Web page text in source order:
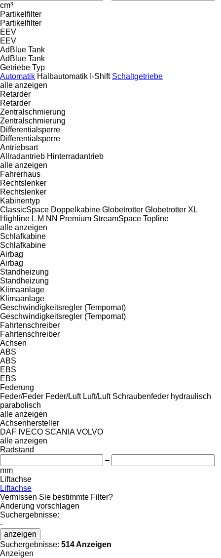
cm³
Partikelfilter
Partikelfilter
EEV
EEV
AdBlue Tank
AdBlue Tank
Getriebe Typ
Automatik Halbautomatik I-Shift Schaltgetriebe
alle anzeigen
Retarder
Retarder
Zentralschmierung
Zentralschmierung
Differentialsperre
Differentialsperre
Antriebsart
Allradantrieb Hinterradantrieb
alle anzeigen
Fahrerhaus
Rechtslenker
Rechtslenker
Kabinentyp
ClassicSpace Doppelkabine Globetrotter Globetrotter XL
Highline L M NN Premium StreamSpace Topline
alle anzeigen
Schlafkabine
Schlafkabine
Airbag
Airbag
Standheizung
Standheizung
Klimaanlage
Klimaanlage
Geschwindigkeitsregler (Tempomat)
Geschwindigkeitsregler (Tempomat)
Fahrtenschreiber
Fahrtenschreiber
Achsen
ABS
ABS
EBS
EBS
Federung
Feder/Feder Feder/Luft Luft/Luft Schraubenfeder hydraulisch
parabolisch
alle anzeigen
Achsenhersteller
DAF IVECO SCANIA VOLVO
alle anzeigen
Radstand
–
mm
Liftachse
Liftachse
Vermissen Sie bestimmte Filter?
Änderung vorschlagen
Suchergebnisse:
-
anzeigen
Suchergebnisse: 514 Anzeigen
Anzeigen